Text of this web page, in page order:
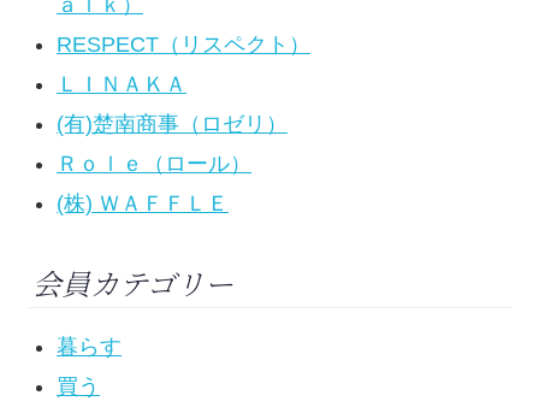
ａｌｋ）
RESPECT（リスペクト）
ＬＩＮＡＫＡ
(有)楚南商事（ロゼリ）
Ｒｏｌｅ（ロール）
(株) ＷＡＦＦＬＥ
会員カテゴリー
暮らす
買う